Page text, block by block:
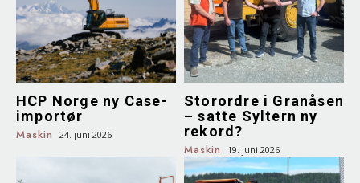
HCP Norge ny Case-
importør
Maskin 24. juni 2026
Storordre i Granåsen
– satte Syltern ny
rekord?
Maskin 19. juni 2026